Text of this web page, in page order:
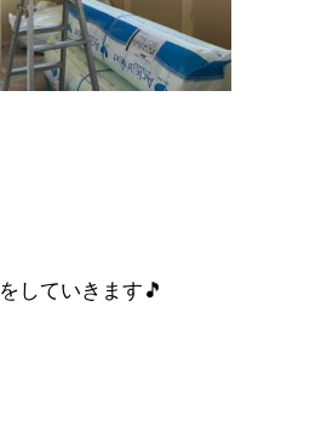
をしていきます🎵